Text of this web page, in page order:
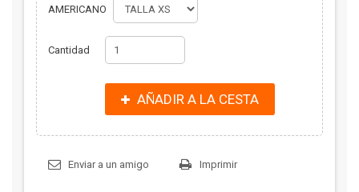
AMERICANO
Cantidad
AÑADIR A LA CESTA
Enviar a un amigo Imprimir